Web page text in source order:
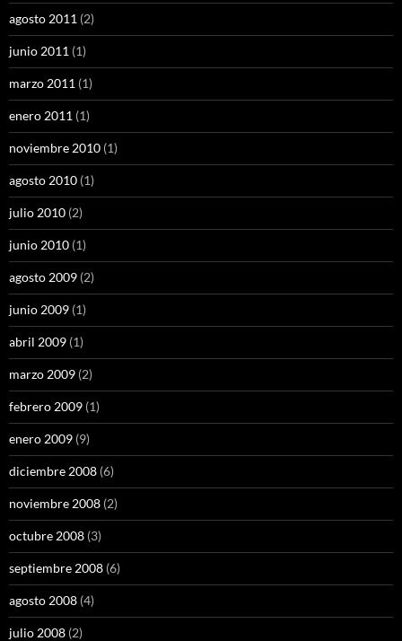
agosto 2011 (2)
junio 2011 (1)
marzo 2011 (1)
enero 2011 (1)
noviembre 2010 (1)
agosto 2010 (1)
julio 2010 (2)
junio 2010 (1)
agosto 2009 (2)
junio 2009 (1)
abril 2009 (1)
marzo 2009 (2)
febrero 2009 (1)
enero 2009 (9)
diciembre 2008 (6)
noviembre 2008 (2)
octubre 2008 (3)
septiembre 2008 (6)
agosto 2008 (4)
julio 2008 (2)